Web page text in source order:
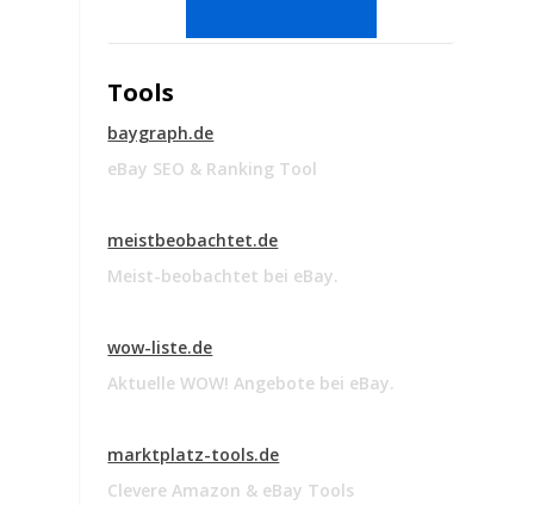
Tools
baygraph.de
eBay SEO & Ranking Tool
meistbeobachtet.de
Meist-beobachtet bei eBay.
wow-liste.de
Aktuelle WOW! Angebote bei eBay.
marktplatz-tools.de
Clevere Amazon & eBay Tools